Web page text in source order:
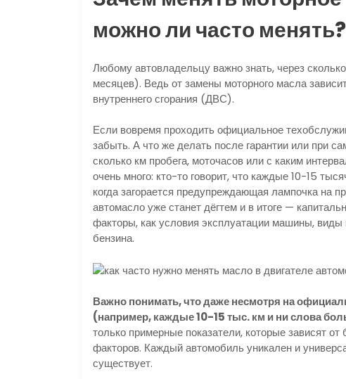
можно ли часто менять?
Любому автовладельцу важно знать, через
месяцев). Ведь от замены моторного масла
внутреннего сгорания (ДВС).
Если вовремя проходить официальное
забыть. А что же делать после гарантии или при
сколько км пробега, моточасов или с каким
очень много: кто-то говорит, что каждые 10-15
когда загорается предупреждающая лампочка на
автомасло уже станет дёгтем и в итоге —
факторы, как условия эксплуатации машины, виды
бензина.
Важно понимать, что даже несмотря на
(например, каждые 10-15 тыс. км и ни слова
только примерные показатели, которые зависят
факторов. Каждый автомобиль уникален и
существует.